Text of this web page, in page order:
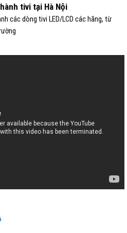
tivi tại Hà Nội
các dòng tivi LED/LCD các hãng, từ